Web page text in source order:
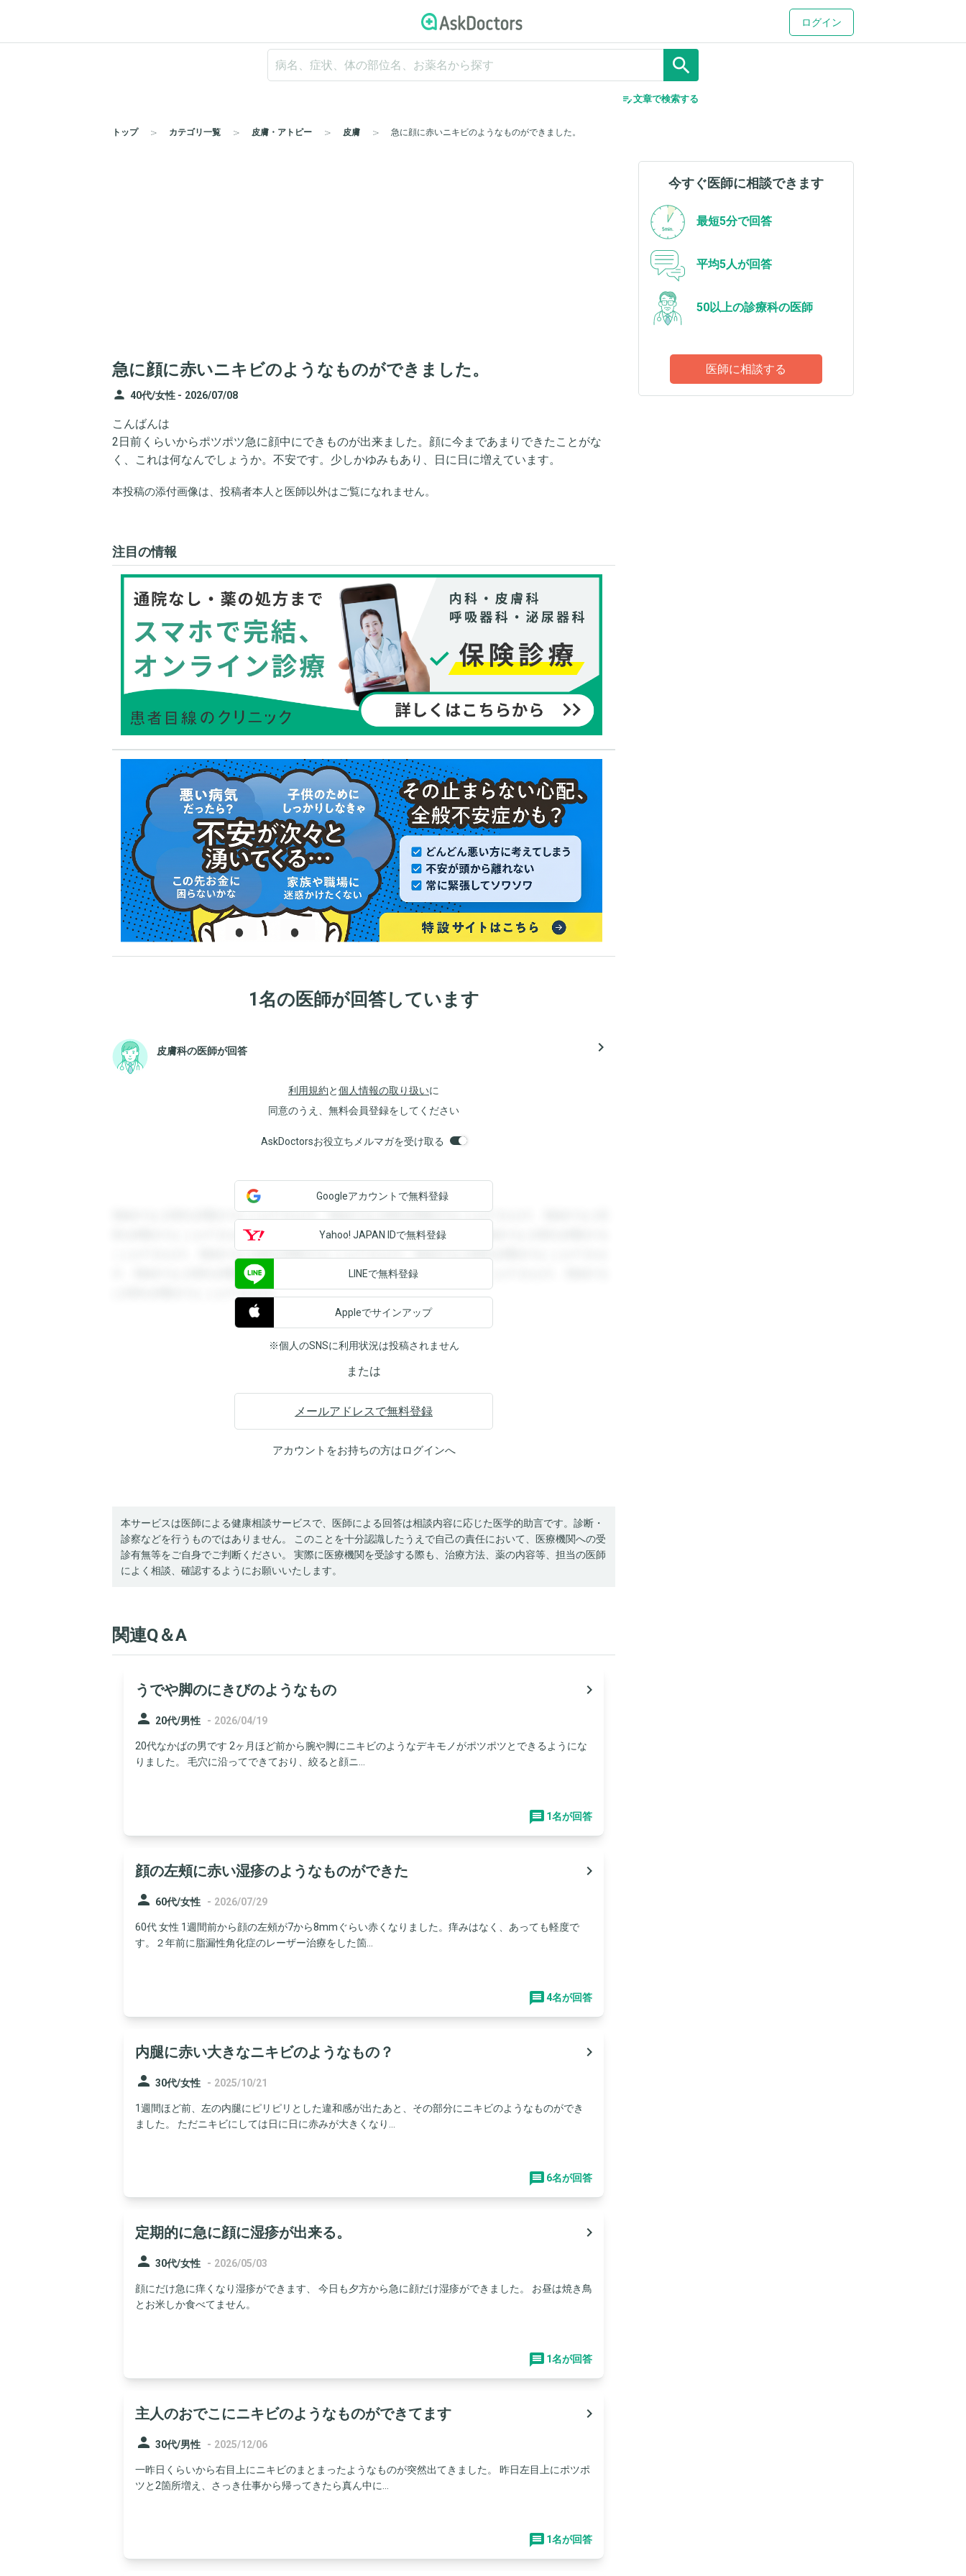
ログイン
search
edit_note文章で検索する
トップ カテゴリ一覧 皮膚・アトピー 皮膚 急に顔に赤いニキビのようなものができました。
急に顔に赤いニキビのようなものができました。
person 40代/女性 - 2026/07/08
こんばんは
2日前くらいからポツポツ急に顔中にできものが出来ました。顔に今まであまりできたことがな
く、これは何なんでしょうか。不安です。少しかゆみもあり、日に日に増えています。
本投稿の添付画像は、投稿者本人と医師以外はご覧になれません。
注目の情報
1名の医師が回答しています
皮膚科の医師が回答 navigate_next
利用規約と個人情報の取り扱いに
同意のうえ、無料会員登録をしてください
AskDoctorsお役立ちメルマガを受け取る
登録すると回答を閲覧することができます。登録すると回答を閲覧することができます。登録すると回
答を閲覧することができます。登録すると回答を閲覧することができます。登録すると回答を閲覧する
ことができます。登録すると回答を閲覧することができます。登録すると回答を閲覧することができま
す。登録すると回答を閲覧することができます。登録すると回答を閲覧することができます。登録する
と回答を閲覧することができます。
Googleアカウントで無料登録
Yahoo! JAPAN IDで無料登録
LINEで無料登録
Appleでサインアップ
※個人のSNSに利用状況は投稿されません
または
メールアドレスで無料登録
アカウントをお持ちの方はログインへ
本サービスは医師による健康相談サービスで、医師による回答は相談内容に応じた医学的助言です。診断・
診察などを行うものではありません。 このことを十分認識したうえで自己の責任において、医療機関への受
診有無等をご自身でご判断ください。 実際に医療機関を受診する際も、治療方法、薬の内容等、担当の医師
によく相談、確認するようにお願いいたします。
関連Q＆A
うでや脚のにきびのようなもの
navigate_next
person 20代/男性 - 2026/04/19
20代なかばの男です 2ヶ月ほど前から腕や脚にニキビのようなデキモノがポツポツとできるようにな
りました。 毛穴に沿ってできており、絞ると顔ニ...
1名が回答
顔の左頰に赤い湿疹のようなものができた
navigate_next
person 60代/女性 - 2026/07/29
60代 女性 1週間前から顔の左頰が7から8mmぐらい赤くなりました。痒みはなく、あっても軽度で
す。２年前に脂漏性角化症のレーザー治療をした箇...
4名が回答
内腿に赤い大きなニキビのようなもの？
navigate_next
person 30代/女性 - 2025/10/21
1週間ほど前、左の内腿にピリピリとした違和感が出たあと、その部分にニキビのようなものができ
ました。 ただニキビにしては日に日に赤みが大きくなり...
6名が回答
定期的に急に顔に湿疹が出来る。
navigate_next
person 30代/女性 - 2026/05/03
顔にだけ急に痒くなり湿疹ができます、 今日も夕方から急に顔だけ湿疹ができました。 お昼は焼き鳥
とお米しか食べてません。
1名が回答
主人のおでこにニキビのようなものができてます
navigate_next
person 30代/男性 - 2025/12/06
一昨日くらいから右目上にニキビのまとまったようなものが突然出てきました。 昨日左目上にポツポ
ツと2箇所増え、さっき仕事から帰ってきたら真ん中に...
1名が回答
今すぐ医師に相談できます
最短5分で回答
平均5人が回答
50以上の診療科の医師
医師に相談する